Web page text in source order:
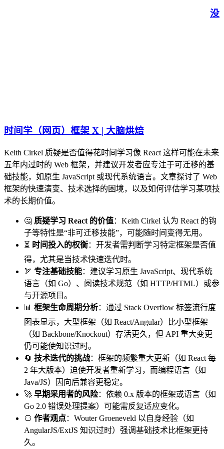
没
时间学（网页）框架 X | 大脑烘焙
Keith Cirkel 质疑是否值得花时间学习像 React 这样可能在未来
五年内过时的 Web 框架，并建议开发者应专注于可迁移的基
础技能，如原生 JavaScript 或现代系统语言。文章探讨了 Web
框架的快速演变、技术选择的困境，以及如何评估学习某项技
术的长期价值。
🤔 质疑学习 React 的价值：Keith Cirkel 认为 React 的钩
子等特性是“非可迁移技能”，可能随时间变得无用。
⏳ 时间投入的权衡：开发者需判断学习特定框架是否值
得，尤其是当技术快速迭代时。
🏹 专注基础技能：建议学习原生 JavaScript、现代系统
语言（如 Go）、阅读技术规范（如 HTTP/HTML）或参
与开源项目。
📊 框架生命周期分析：通过 Stack Overflow 标签流行度
图表显示，大型框架（如 React/Angular）比小型框架
（如 Backbone/Knockout）存活更久，但 API 重大变更
仍可能使知识过时。
🔄 技术迭代的挑战：框架的频繁重大更新（如 React 每
2 年大版本）迫使开发者重新学习，而编程语言（如
Java/JS）因向后兼容更稳定。
🚀 早期采用者的风险：依赖 0.x 版本的框架或语言（如
Go 2.0 错误处理提案）可能需反复适应变化。
🍞 作者观点：Wouter Groeneveld 以自身经验（如
AngularJS/ExtJS 知识过时）强调基础技术比框架更持
久。